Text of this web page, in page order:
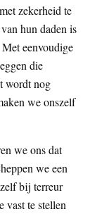
zekerheid te
hun daden is
eenvoudige
die
wordt nog
we onszelf
we ons dat
we een
bij terreur
vast te stellen